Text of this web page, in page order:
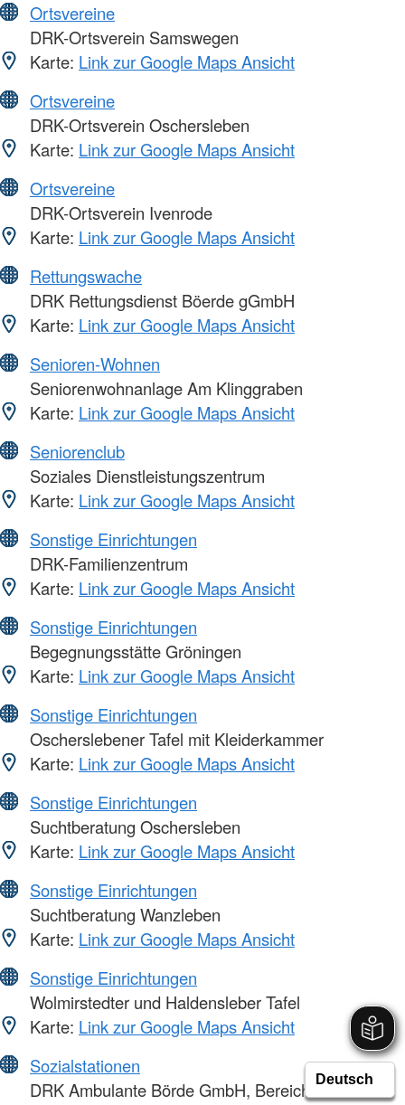
Ortsvereine
DRK-Ortsverein Samswegen
Karte: Link zur Google Maps Ansicht
Ortsvereine
DRK-Ortsverein Oschersleben
Karte: Link zur Google Maps Ansicht
Ortsvereine
DRK-Ortsverein Ivenrode
Karte: Link zur Google Maps Ansicht
Rettungswache
DRK Rettungsdienst Böerde gGmbH
Karte: Link zur Google Maps Ansicht
Senioren-Wohnen
Seniorenwohnanlage Am Klinggraben
Karte: Link zur Google Maps Ansicht
Seniorenclub
Soziales Dienstleistungszentrum
Karte: Link zur Google Maps Ansicht
Sonstige Einrichtungen
DRK-Familienzentrum
Karte: Link zur Google Maps Ansicht
Sonstige Einrichtungen
Begegnungsstätte Gröningen
Karte: Link zur Google Maps Ansicht
Sonstige Einrichtungen
Oscherslebener Tafel mit Kleiderkammer
Karte: Link zur Google Maps Ansicht
Sonstige Einrichtungen
Suchtberatung Oschersleben
Karte: Link zur Google Maps Ansicht
Sonstige Einrichtungen
Suchtberatung Wanzleben
Karte: Link zur Google Maps Ansicht
Sonstige Einrichtungen
Wolmirstedter und Haldensleber Tafel
Karte: Link zur Google Maps Ansicht
Sozialstationen
DRK Ambulante Börde GmbH, Bereich